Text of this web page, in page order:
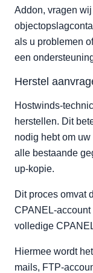
Addon, vragen
als u problemen
een
Herstel
Hostwinds-
herstellen. Dit
nodig hebt om uw
alle bestaande
up-kopie.
Dit proces omvat
CPANEL-
volledige
Hiermee wordt
mails, FTP-